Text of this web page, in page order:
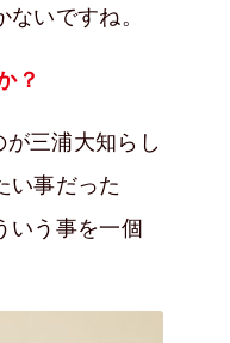
いですね。
？
三浦大知らし
い事だった
いう事を一個